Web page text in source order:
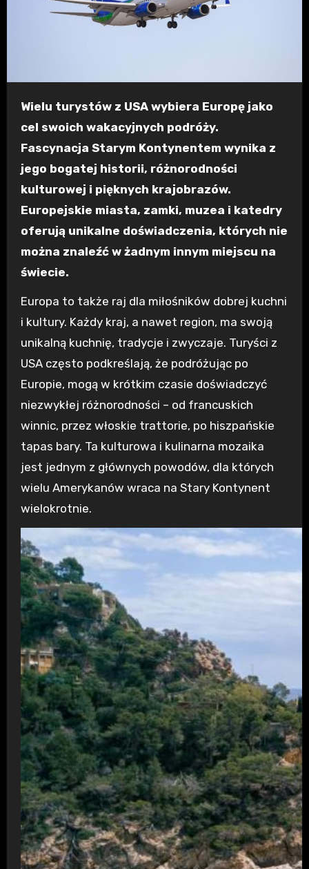
Wielu turystów z USA wybiera Europę jako
cel swoich wakacyjnych podróży.
Fascynacja Starym Kontynentem wynika z
jego bogatej historii, różnorodności
kulturowej i pięknych krajobrazów.
Europejskie miasta, zamki, muzea i katedry
oferują unikalne doświadczenia, których nie
można znaleźć w żadnym innym miejscu na
świecie.
Europa to także raj dla miłośników dobrej kuchni
i kultury. Każdy kraj, a nawet region, ma swoją
unikalną kuchnię, tradycje i zwyczaje. Turyści z
USA często podkreślają, że podróżując po
Europie, mogą w krótkim czasie doświadczyć
niezwykłej różnorodności – od francuskich
winnic, przez włoskie trattorie, po hiszpańskie
tapas bary. Ta kulturowa i kulinarna mozaika
jest jednym z głównych powodów, dla których
wielu Amerykanów wraca na Stary Kontynent
wielokrotnie.